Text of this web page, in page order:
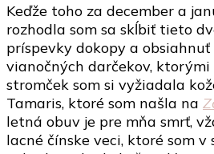
a
výmeny
oblečenia
december/január
Keďže toho za december a
rozhodla som sa skĺbiť tieto
príspevky dokopy a obsiahnuť
vianočných darčekov, ktorými
stromček som si vyžiadala
Tamaris, ktoré som našla na
letná obuv je pre mňa smrť,
lacné čínske veci, ktoré som v